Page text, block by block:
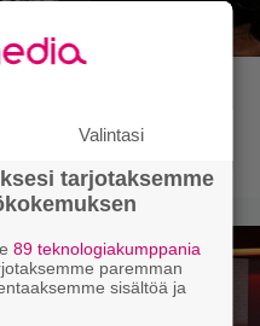
jatko-osa
– Bill
Valintasi
tarjotaksemme
89 teknologiakumppania
paremman
sisältöä ja